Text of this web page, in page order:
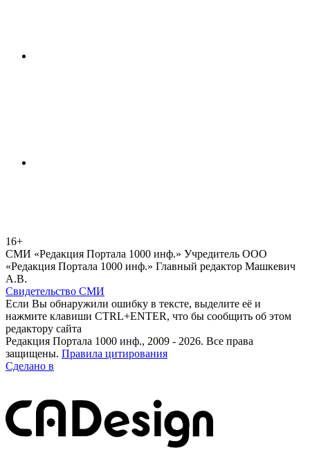
16+
СМИ «Редакция Портала 1000 инф.» Учредитель ООО
«Редакция Портала 1000 инф.» Главный редактор Машкевич
А.В.
Свидетельство СМИ
Если Вы обнаружили ошибку в тексте, выделите её и
нажмите клавиши CTRL+ENTER, что бы сообщить об этом
редактору сайта
Редакция Портала 1000 инф., 2009 - 2026. Все права
защищены. Правила цитирования
Сделано в